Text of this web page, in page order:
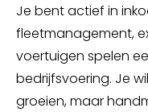
Je bent actief in
fleetmanagement,
voertuigen spelen
bedrijfsvoering. Je
groeien, maar